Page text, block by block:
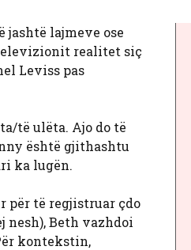
jashtë lajmeve ose
realitet siç
Leviss pas
të ulëta. Ajo do të
është gjithashtu
ka lugën.
për të regjistruar çdo
nesh), Beth vazhdoi
kontekstin,